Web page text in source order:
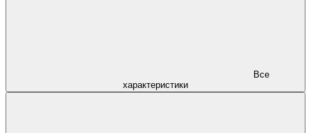
характеристики